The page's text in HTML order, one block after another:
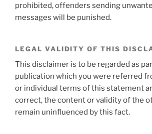
prohibited, offenders sending
messages will be punished.
LEGAL VALIDITY OF THIS
This disclaimer is to be regarded as
publication which you were referred
or individual terms of this statement
correct, the content or validity of the
remain uninfluenced by this fact.